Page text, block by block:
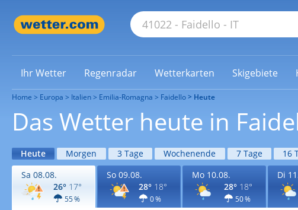
Ihr Wetter Regenradar Wetterkarten Skigebiete
Home Europa Italien Emilia-Romagna Faidello Heute
Das Wetter heute in
Heute Morgen 3 Tage Wochenende 7 Tage 16
Sa 08.08.
26° 17°
55 %
So 09.08.
28° 18°
0 %
Mo 10.08.
28° 18°
50 %
Di